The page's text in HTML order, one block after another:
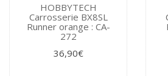
HOBBYTECH
Carrosserie BX8SL
Runner orange : CA-
272
36,90€